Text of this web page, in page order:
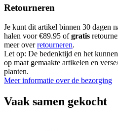
Retourneren
Je kunt dit artikel binnen 30 dagen
halen voor €89.95 ofgratis
meer overretourneren.
Let op: De bedenktijd en het
op maat gemaakte artikelen en
planten.
Meer informatie over de bezorging
Vaak samen gekocht